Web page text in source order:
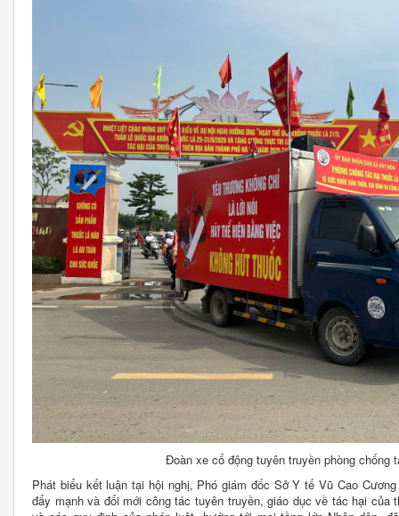
Đoàn xe cổ động tuyên truyền phòng chống
Phát biểu kết luận tại hội nghị, Phó giám đốc Sở Y tế Vũ Cao
đẩy mạnh và đổi mới công tác tuyên truyền, giáo dục về tác hại của